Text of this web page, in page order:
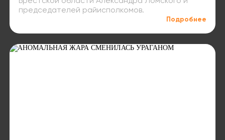
председателей райисполкомов.
Подробнее